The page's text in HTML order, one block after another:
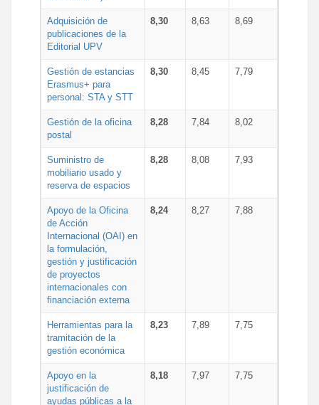
Adquisición de
publicaciones de la
Editorial UPV
8,30 8,63 8,69
Gestión de estancias
Erasmus+ para
personal: STA y STT
8,30 8,45 7,79
Gestión de la oficina
postal
8,28 7,84 8,02
Suministro de
mobiliario usado y
reserva de espacios
8,28 8,08 7,93
Apoyo de la Oficina
de Acción
Internacional (OAI) en
la formulación,
gestión y justificación
de proyectos
internacionales con
financiación externa
8,24 8,27 7,88
Herramientas para la
tramitación de la
gestión económica
8,23 7,89 7,75
Apoyo en la
justificación de
ayudas públicas a la
8,18 7,97 7,75